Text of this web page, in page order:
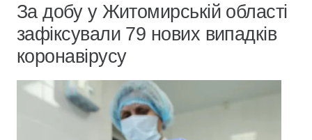
​За добу у Житомирській області
зафіксували 79 нових випадків
коронавірусу